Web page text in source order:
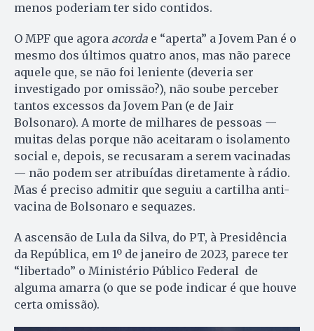
menos poderiam ter sido contidos.
O MPF que agora acorda e “aperta” a Jovem Pan é o
mesmo dos últimos quatro anos, mas não parece
aquele que, se não foi leniente (deveria ser
investigado por omissão?), não soube perceber
tantos excessos da Jovem Pan (e de Jair
Bolsonaro). A morte de milhares de pessoas —
muitas delas porque não aceitaram o isolamento
social e, depois, se recusaram a serem vacinadas
— não podem ser atribuídas diretamente à rádio.
Mas é preciso admitir que seguiu a cartilha anti-
vacina de Bolsonaro e sequazes.
A ascensão de Lula da Silva, do PT, à Presidência
da República, em 1º de janeiro de 2023, parece ter
“libertado” o Ministério Público Federal de
alguma amarra (o que se pode indicar é que houve
certa omissão).